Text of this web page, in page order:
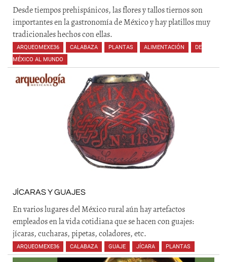
Desde tiempos prehispánicos, las flores y tallos tiernos son
importantes en la gastronomía de México y hay platillos muy
tradicionales hechos con ellas.
ARQUEOMEXE36 CALABAZA PLANTAS ALIMENTACIÓN
DE
MÉXICO AL MUNDO
JÍCARAS Y GUAJES
En varios lugares del México rural aún hay artefactos
empleados en la vida cotidiana que se hacen con guajes:
jícaras, cucharas, pipetas, coladores, etc.
ARQUEOMEXE36 CALABAZA GUAJE JÍCARA PLANTAS